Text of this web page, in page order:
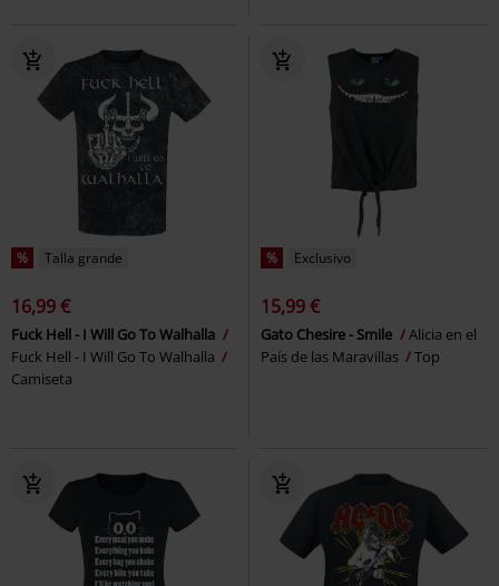
% Talla grande
16,99 €
Fuck Hell - I Will Go To Walhalla
Fuck Hell - I Will Go To Walhalla
Camiseta
% Exclusivo
15,99 €
Gato Chesire - Smile
Alicia en el
País de las Maravillas
Top